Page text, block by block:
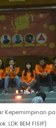
Kepemimpinan
LDK BEM FISIP)